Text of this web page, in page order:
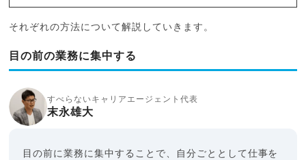
それぞれの方法について解説していきます。
目の前の業務に集中する
すべらないキャリアエージェント代表
末永雄大
目の前に業務に集中することで、自分ごととして仕事を